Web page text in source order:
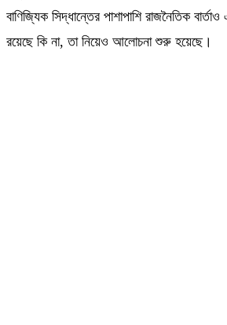
বাণিজ্যিক সিদ্ধান্তের পাশাপাশি রাজনৈতিক
রয়েছে কি না,তা নিয়েও আলোচনা শুরু হয়েছে।